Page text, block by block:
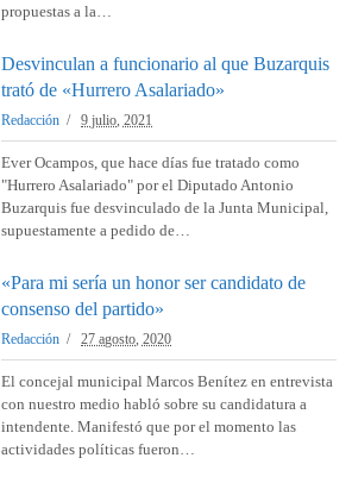
propuestas a la…
Desvinculan a funcionario al que Buzarquis
trató de «Hurrero Asalariado»
Redacción 9 julio, 2021
Ever Ocampos, que hace días fue tratado como
"Hurrero Asalariado" por el Diputado Antonio
Buzarquis fue desvinculado de la Junta Municipal,
supuestamente a pedido de…
«Para mi sería un honor ser candidato de
consenso del partido»
Redacción 27 agosto, 2020
El concejal municipal Marcos Benítez en entrevista
con nuestro medio habló sobre su candidatura a
intendente. Manifestó que por el momento las
actividades políticas fueron…